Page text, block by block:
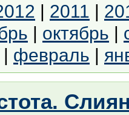
| 2011 |
| октябрь |
| февраль |